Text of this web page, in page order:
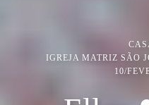
IGREJA MATRIZ SÃO
10/